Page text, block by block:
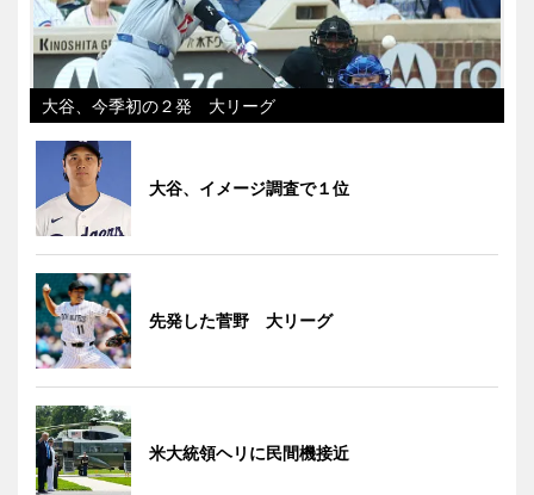
大谷、今季初の２発 大リーグ
大谷、イメージ調査で１位
先発した菅野 大リーグ
米大統領ヘリに民間機接近